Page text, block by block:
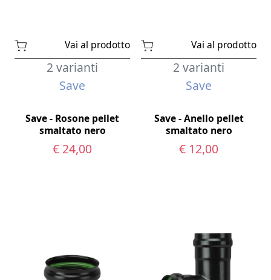
Vai al prodotto
2 varianti
Save
Save - Rosone pellet
smaltato nero
€ 24,00
Vai al prodotto
2 varianti
Save
Save - Anello pellet
smaltato nero
€ 12,00